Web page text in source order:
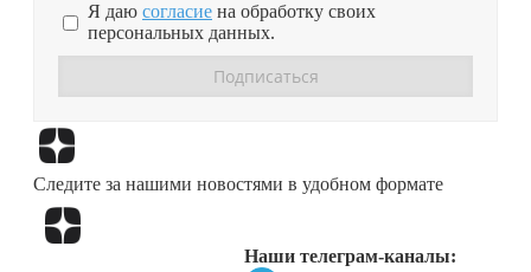
Я даю согласие на обработку своих
персональных данных.
Следите за нашими новостями в удобном формате
Наши телеграм-каналы: